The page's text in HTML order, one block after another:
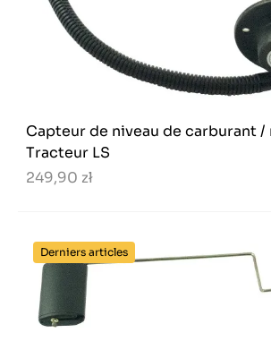
Capteur de niveau de carburant /
Tracteur LS
249,90 zł
Derniers articles